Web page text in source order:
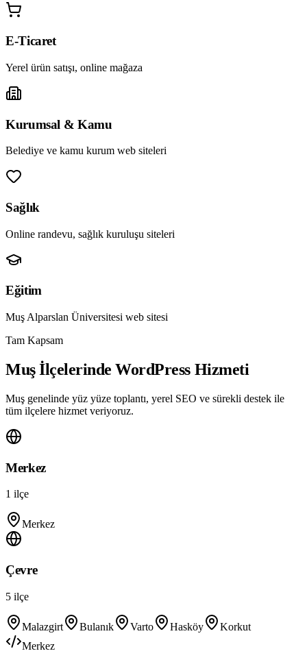
E-Ticaret
Yerel ürün satışı, online mağaza
Kurumsal & Kamu
Belediye ve kamu kurum web siteleri
Sağlık
Online randevu, sağlık kuruluşu siteleri
Eğitim
Muş Alparslan Üniversitesi web sitesi
Tam Kapsam
Muş İlçelerinde WordPress Hizmeti
Muş genelinde yüz yüze toplantı, yerel SEO ve sürekli destek ile
tüm ilçelere hizmet veriyoruz.
Merkez
1 ilçe
Merkez
Çevre
5 ilçe
Malazgirt Bulanık Varto Hasköy
Korkut
Merkez